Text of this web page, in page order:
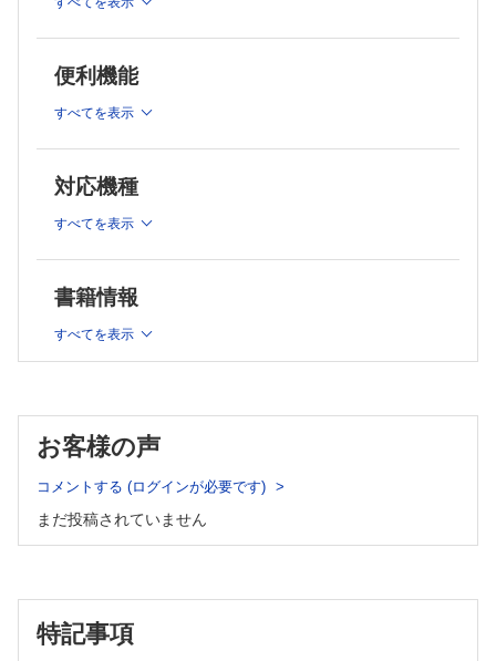
亮，茶本健司］
7 外科手術後がん組織検体を用いたがん微小環境の多重染色ハイパラ
メーター解析［村上弘大，秋田裕史］
8 非臨床試験における非ヒト霊長類検体を用いた免疫学的解析［野木
第3章 フローサイトメトリーの未来
山彩野，高橋宜聖］
弥生，Edmond Chua，上野英樹］
5 フローサイトメーターを用いたエクソソームの解析［吉田孟史，華
山力成］
6 機械学習を用いたFCMデータ解析 ～次元圧縮手法の原理と事例［芳
村美佳，林 哲太郎，二階堂 愛］
索引
2 蛍光色素と蛍光補正［菅原ゆうこ］
3 抗体パネルのデザイン［嘉陽啓之，菅原ゆうこ］
識の必要性［髙濱正吉，東口公哉］
第2章 フローサイトメトリーを使う
之，俣賀宣子，宮脇敦史］
美，渋谷和子］
輔，板倉英祐］
4 マスサイトメトリーを用いたヒストン修飾・細胞内シグナ
ル伝達の解析［森嶋達也，清田章文，滝澤 仁］
3 がん異種移植マウスモデルを用いた転移がん細胞の分離
4 間葉系幹細胞のソーティング［吉川倫太郎，陶山隆史，松
崎有未］
び機能解析［飯島則文］
Ⅲ トランスレーショナル研究
1 マスサイトメトリーによる腫瘍浸潤リンパ球のマルチカラ
便利機能
すべてを表示
対応機種
すべてを表示
書籍情報
すべてを表示
お客様の声
コメントする (ログインが必要です)
まだ投稿されていません
特記事項